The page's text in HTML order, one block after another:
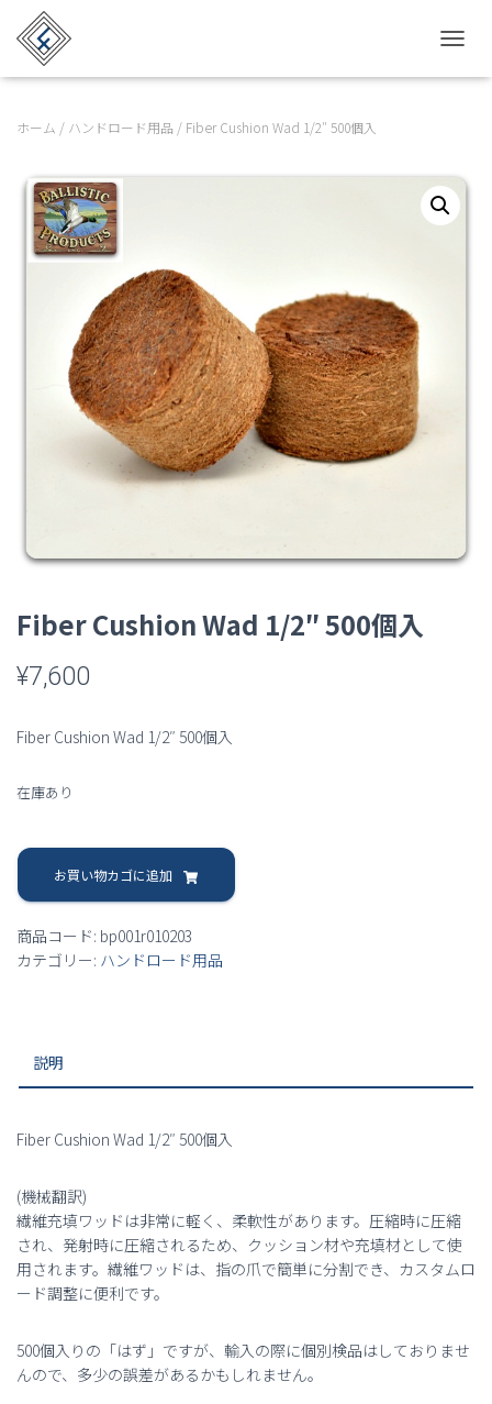
ホーム / ハンドロード用品 / Fiber Cushion Wad 1/2″ 500個入
Fiber Cushion Wad 1/2″ 500個入
¥7,600
Fiber Cushion Wad 1/2″ 500個入
在庫あり
Fiber
Cushion
Wad
500
個
お買い物カゴに追加
商品コード: bp001r010203
カテゴリー: ハンドロード用品
説明
Fiber Cushion Wad 1/2″ 500個入
(機械翻訳)
繊維充填ワッドは非常に軽く、柔軟性があります。圧縮時に圧縮
され、発射時に圧縮されるため、クッション材や充填材として使
用されます。繊維ワッドは、指の爪で簡単に分割でき、カスタムロ
ード調整に便利です。
500個入りの「はず」ですが、輸入の際に個別検品はしておりませ
んので、多少の誤差があるかもしれません。